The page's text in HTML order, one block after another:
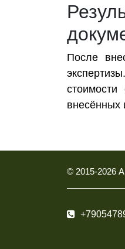
После
внесённых
© 2015-2026